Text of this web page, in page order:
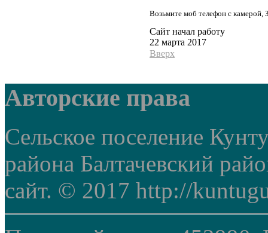
Возьмите моб телефон с камерой,
Сайт начал работу
22 марта 2017
Вверх
Авторские права
Сельское поселение
района Балтачевский
сайт. © 2017 http://